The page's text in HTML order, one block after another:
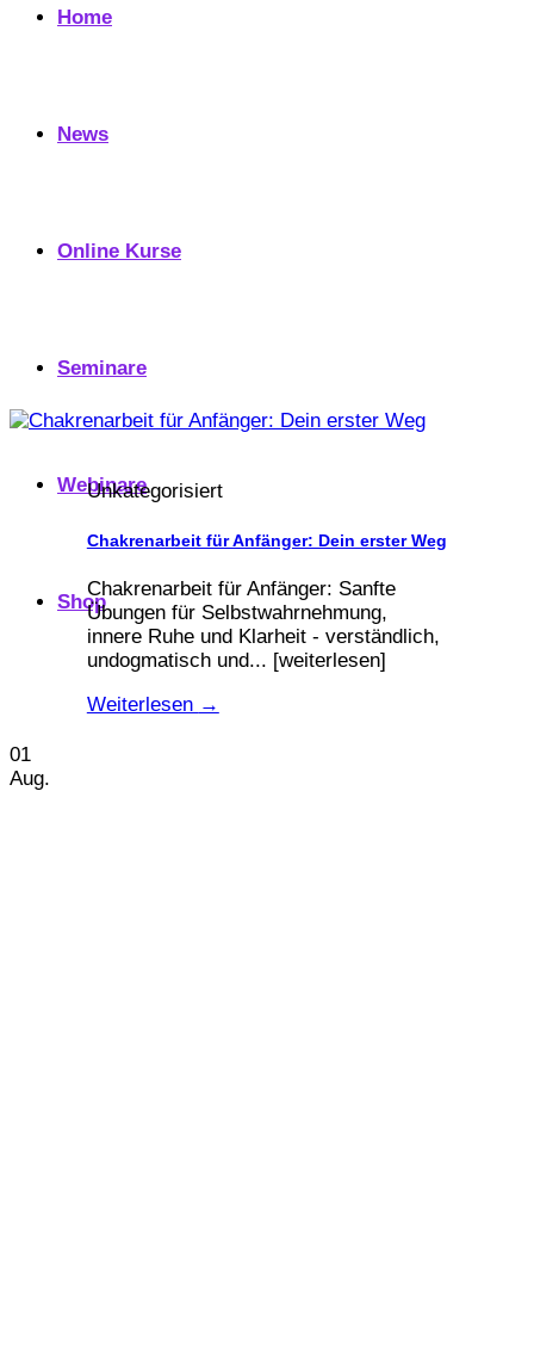
Home
News
Online Kurse
Seminare
Webinare
Shop
Unkategorisiert
Chakrenarbeit für Anfänger: Dein erster Weg
Chakrenarbeit für Anfänger: Sanfte
Übungen für Selbstwahrnehmung,
innere Ruhe und Klarheit - verständlich,
undogmatisch und... [weiterlesen]
Weiterlesen →
01
Aug.